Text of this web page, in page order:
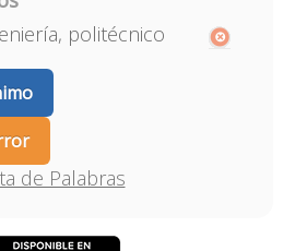
politécnico
de Palabras